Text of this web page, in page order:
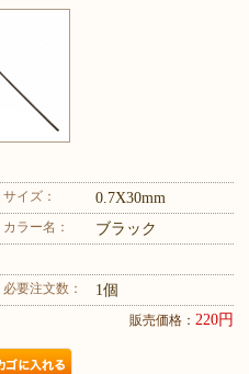
サイズ： 0.7X30mm
カラー名： ブラック
必要注文数： 1個
販売価格： 220円